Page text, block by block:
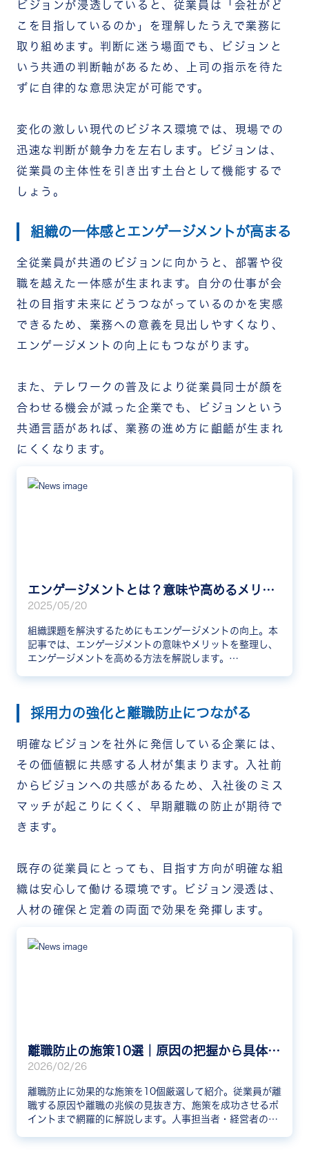
ビジョンが浸透していると、従業員は「会社がど
こを目指しているのか」を理解したうえで業務に
取り組めます。判断に迷う場面でも、ビジョンと
いう共通の判断軸があるため、上司の指示を待た
ずに自律的な意思決定が可能です。
変化の激しい現代のビジネス環境では、現場での
迅速な判断が競争力を左右します。ビジョンは、
従業員の主体性を引き出す土台として機能するで
しょう。
組織の一体感とエンゲージメントが高まる
全従業員が共通のビジョンに向かうと、部署や役
職を越えた一体感が生まれます。自分の仕事が会
社の目指す未来にどうつながっているのかを実感
できるため、業務への意義を見出しやすくなり、
エンゲージメントの向上にもつながります。
また、テレワークの普及により従業員同士が顔を
合わせる機会が減った企業でも、ビジョンという
共通言語があれば、業務の進め方に齟齬が生まれ
にくくなります。
エンゲージメントとは？意味や高めるメリット・方法を紹介
2025/05/20
組織課題を解決するためにもエンゲージメントの向上。本
記事では、エンゲージメントの意味やメリットを整理し、
エンゲージメントを高める方法を解説します。
トを向上させます。
採用力の強化と離職防止につながる
明確なビジョンを社外に発信している企業には、
その価値観に共感する人材が集まります。入社前
からビジョンへの共感があるため、入社後のミス
マッチが起こりにくく、早期離職の防止が期待で
きます。
既存の従業員にとっても、目指す方向が明確な組
織は安心して働ける環境です。ビジョン浸透は、
人材の確保と定着の両面で効果を発揮します。
離職防止の施策10選｜原因の把握から具体的な取り組みまで徹底解説
2026/02/26
離職防止に効果的な施策を10個厳選して紹介。従業員が離
職する原因や離職の兆候の見抜き方、施策を成功させるポ
イントまで網羅的に解説します。人事担当者・経営者の方